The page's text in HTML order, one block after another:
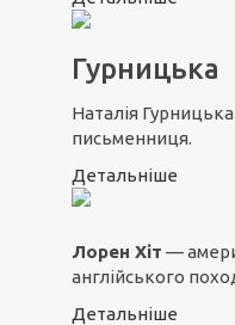
Гурницька
Наталія
письменниця.
Детальніше
Лорен Хіт —
англійського
Детальніше